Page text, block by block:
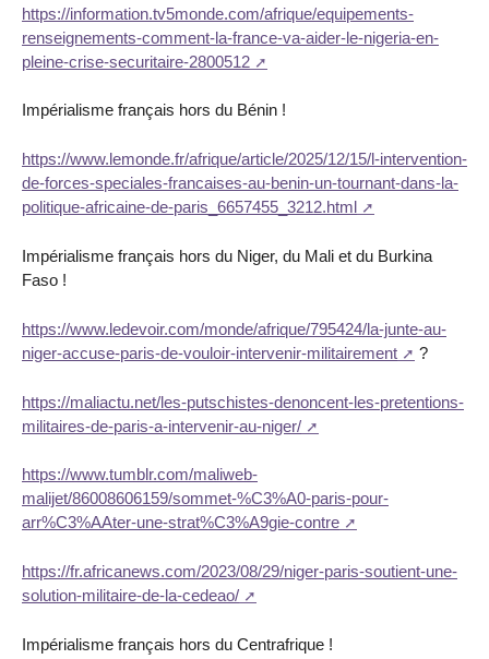
https://information.tv5monde.com/afrique/equipements-
renseignements-comment-la-france-va-aider-le-nigeria-en-
pleine-crise-securitaire-2800512
Impérialisme français hors du Bénin !
https://www.lemonde.fr/afrique/article/2025/12/15/l-intervention-
de-forces-speciales-francaises-au-benin-un-tournant-dans-la-
politique-africaine-de-paris_6657455_3212.html
Impérialisme français hors du Niger, du Mali et du Burkina
Faso !
https://www.ledevoir.com/monde/afrique/795424/la-junte-au-
niger-accuse-paris-de-vouloir-intervenir-militairement
?
https://maliactu.net/les-putschistes-denoncent-les-pretentions-
militaires-de-paris-a-intervenir-au-niger/
https://www.tumblr.com/maliweb-
malijet/86008606159/sommet-%C3%A0-paris-pour-
arr%C3%AAter-une-strat%C3%A9gie-contre
https://fr.africanews.com/2023/08/29/niger-paris-soutient-une-
solution-militaire-de-la-cedeao/
Impérialisme français hors du Centrafrique !